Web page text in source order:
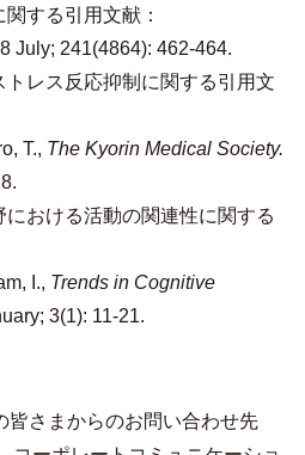
する引用文献：
July; 241(4864): 462-464.
レス反応抑制に関する引用文
T., The Kyorin Medical Society.
における活動の関連性に関する
I., Trends in Cognitive
3(1): 11-21.
皆さまからのお問い合わせ先